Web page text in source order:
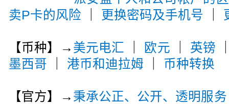
卖P卡的风险
更换密码及手机号
【币种】→ 美元电汇 欧元 英镑
墨西哥
港币和迪拉姆 币种转换
【官方】→ 秉承公正、公开、透明服务